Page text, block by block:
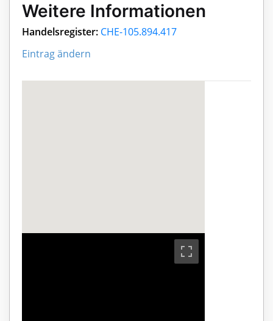
Weitere Informationen
Handelsregister: CHE-105.894.417
Eintrag ändern